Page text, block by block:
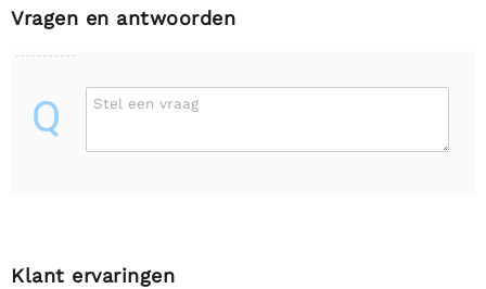
Vragen en antwoorden
Q Stel een vraag
Klant ervaringen